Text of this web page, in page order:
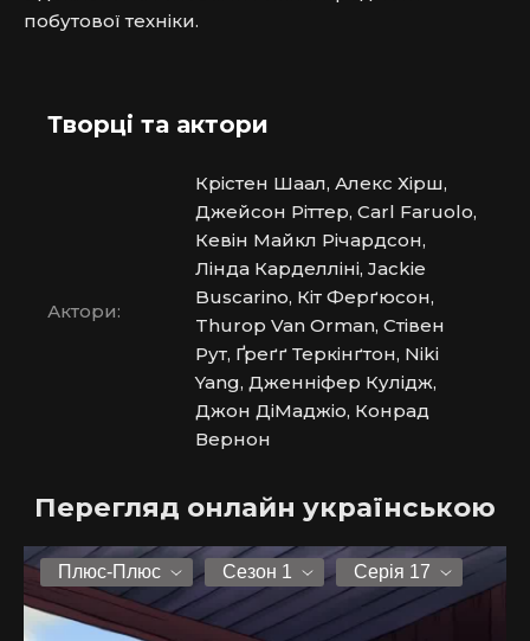
побутової техніки.
Творці та актори
Актори:
Крістен Шаал, Алекс Хірш,
Джейсон Ріттер, Carl Faruolo,
Кевін Майкл Річардсон,
Лінда Карделліні, Jackie
Buscarino, Кіт Ферґюсон,
Thurop Van Orman, Стівен
Рут, Ґреґґ Теркінґтон, Niki
Yang, Дженніфер Кулідж,
Джон ДіМаджіо, Конрад
Вернон
Перегляд онлайн українською